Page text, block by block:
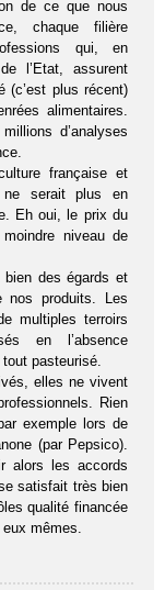
de ce que nous
chaque filière
qui, en
l’Etat, assurent
(c’est plus récent)
alimentaires.
d’analyses
française et
ne serait plus en
Eh oui, le prix du
niveau de
des égards et
nos produits. Les
multiples terroirs
en l’absence
pasteurisé.
elles ne vivent
Rien
exemple lors de
(par Pepsico).
alors les accords
satisfait très bien
qualité financée
mêmes.